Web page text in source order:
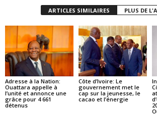
ARTICLES SIMILAIRES PLUS DE
Adresse à la Nation:
Ouattara appelle à
l’unité et annonce une
grâce pour 4 661
détenus
Côte d’Ivoire: Le
gouvernement met le
cap sur la jeunesse, le
cacao et l’énergie